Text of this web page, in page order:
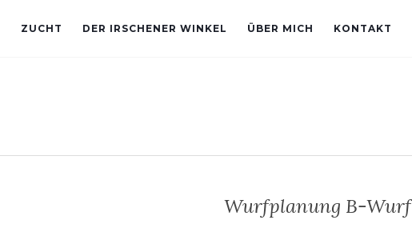
ZUCHT DER IRSCHENER WINKEL ÜBER MICH KONTAKT
Wurfplanung B-Wurf